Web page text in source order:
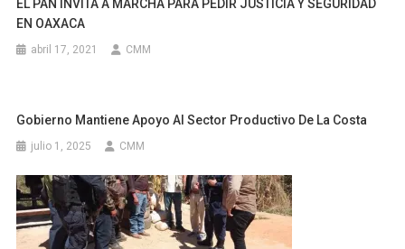
EL PAN INVITA A MARCHA PARA PEDIR JUSTICIA Y SEGURIDAD
EN OAXACA
abril 17, 2021 CMM
Gobierno Mantiene Apoyo Al Sector Productivo De La Costa
julio 1, 2025 CMM